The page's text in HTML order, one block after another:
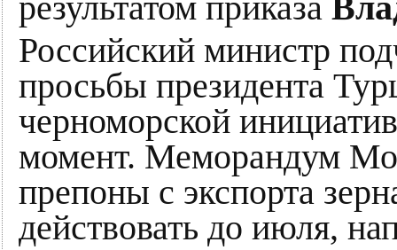
результатом приказа
Российский министр
просьбы президента
черноморской
момент. Меморандум
препоны с экспорта
действовать до июля,